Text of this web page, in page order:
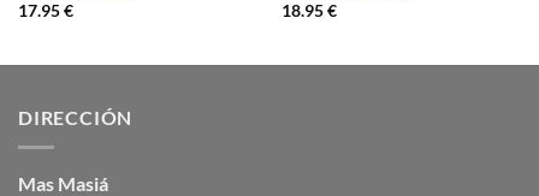
17.95€
18.95€
DIRECCIÓN
Mas Masiá